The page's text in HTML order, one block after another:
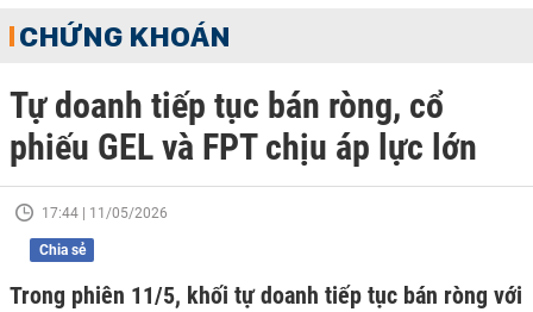
CHỨNG KHOÁN
Tự doanh tiếp tục bán ròng, cổ
phiếu GEL và FPT chịu áp lực lớn
17:44 | 11/05/2026
Chia sẻ
Trong phiên 11/5, khối tự doanh tiếp tục bán ròng với